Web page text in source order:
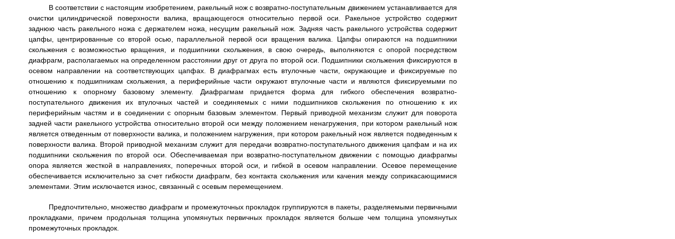
В соответствии с настоящим изобретением, ракельный нож с возвратно-поступательным движением устанавливается для
очистки цилиндрической поверхности валика, вращающегося относительно первой оси. Ракельное устройство содержит
заднюю часть ракельного ножа с держателем ножа, несущим ракельный нож. Задняя часть ракельного устройства содержит
цапфы, центрированные со второй осью, параллельной первой оси вращения валика. Цапфы опираются на подшипники
скольжения с возможностью вращения, и подшипники скольжения, в свою очередь, выполняются с опорой посредством
диафрагм, располагаемых на определенном расстоянии друг от друга по второй оси. Подшипники скольжения фиксируются в
осевом направлении на соответствующих цапфах. В диафрагмах есть втулочные части, окружающие и фиксируемые по
отношению к подшипникам скольжения, а периферийные части окружают втулочные части и являются фиксируемыми по
отношению к опорному базовому элементу. Диафрагмам придается форма для гибкого обеспечения возвратно-
поступательного движения их втулочных частей и соединяемых с ними подшипников скольжения по отношению к их
периферийным частям и в соединении с опорным базовым элементом. Первый приводной механизм служит для поворота
задней части ракельного устройства относительно второй оси между положением ненагружения, при котором ракельный нож
является отведенным от поверхности валика, и положением нагружения, при котором ракельный нож является подведенным к
поверхности валика. Второй приводной механизм служит для передачи возвратно-поступательного движения цапфам и на их
подшипники скольжения по второй оси. Обеспечиваемая при возвратно-поступательном движении с помощью диафрагмы
опора является жесткой в направлениях, поперечных второй оси, и гибкой в осевом направлении. Осевое перемещение
обеспечивается исключительно за счет гибкости диафрагм, без контакта скольжения или качения между соприкасающимися
элементами. Этим исключается износ, связанный с осевым перемещением.
Предпочтительно, множество диафрагм и промежуточных прокладок группируются в пакеты, разделяемыми первичными
прокладками, причем продольная толщина упомянутых первичных прокладок является больше чем толщина упомянутых
промежуточных прокладок.